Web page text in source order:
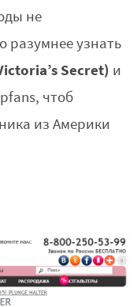
не
разумнее узнать
Secret) и
чтоб
из Америки